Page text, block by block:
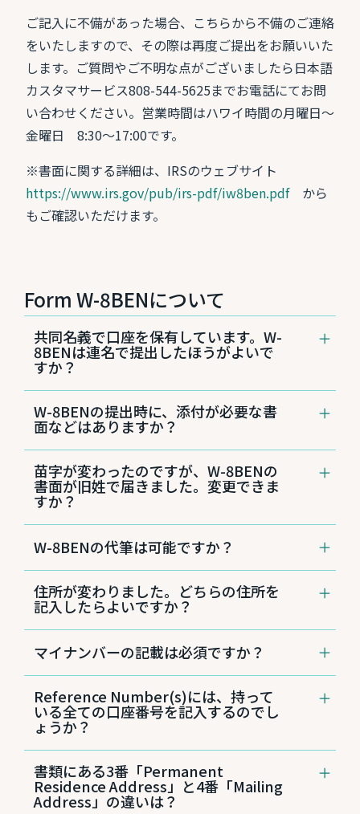
ご記入に不備があった場合、こちらから不備のご連絡
をいたしますので、その際は再度ご提出をお願いいた
します。ご質問やご不明な点がございましたら日本語
カスタマサービス808-544-5625までお電話にてお問
い合わせください。営業時間はハワイ時間の月曜日～
金曜日 8:30～17:00です。
※書面に関する詳細は、IRSのウェブサイト
https://www.irs.gov/pub/irs-pdf/iw8ben.pdfから
もご確認いただけます。
Form W-8BENについて
共同名義で口座を保有しています。W-
8BENは連名で提出したほうがよいで
すか？
W-8BENは、単独名義または共同名義に関わら
ず、お一人ごとにご提出をお願いしておりま
す。記入されている名前は変更せず、そのまま
https://www.irs.gov/pub/irs-pdf/fw8ben.pdf
W-8BENの提出時に、添付が必要な書
面などはありますか？
とくに添付書面は必要ありません。当行からの
郵送物の送付先（Mailing Address）をアメリカ
にする場合のみ、以下2点のご提出をお願いし
ます。
パスポートのコピー
送付住所をアメリカにされる理由を明記し
たご署名入りの英文書面
苗字が変わったのですが、W-8BENの
書面が旧姓で届きました。変更できま
すか？
W-8BENで氏名変更のお手続きはできません。
まずは現在登録されている名前・登録署名でご
手続きは、別途、日本語カスタマーサービスセ
ンター808-544-5625まで電話にてお問い合わ
せください。
W-8BENの代筆は可能ですか？
いいえ。代筆は基本的にはできません。口座名
義人であるご本人様がご記入いただくよう、お
願いいたします。
住所が変わりました。どちらの住所を
記入したらよいですか？
W-8BENのPART1の3番「Permanent
Residence Address」に新しい住所をご記入く
た住所に更新いたします。
マイナンバーの記載は必須ですか？
いいえ、必須ではありません。マイナンバーを
ご記入されない場合は、6bの▢にチェック
（レ）をつけてください。
Reference Number(s)には、持って
いる全ての口座番号を記入するのでし
ょうか？
当行にお持ちの口座番号のうち、1つの口座番
号をご記入ください。
※ご注意：口座番号は、デビットカードに記載
されている番号とは異なります。口座番号につ
書類にある3番「Permanent
Residence Address」と4番「Mailing
Address」の違いは？